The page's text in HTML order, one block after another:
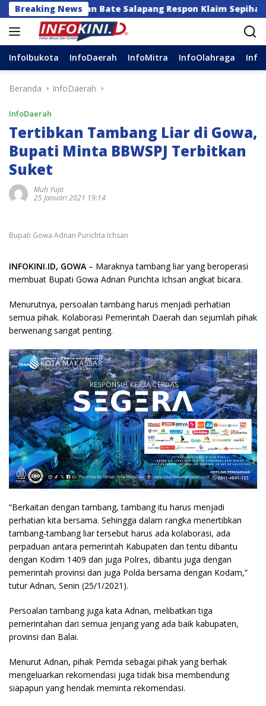
Langsung
ke
konten
Breaking News
dan Bate Salapang Respon Klaim Sepihak, Tekankan
InfoIbukota InfoDaerah InfoMitra InfoOlahraga
Beranda InfoDaerah
InfoDaerah
Tertibkan Tambang Liar di Gowa,
Bupati Minta BBWSPJ Terbitkan
Suket
Muh Yuja
25 Januari 2021 19:14
Bupati Gowa Adnan Purichta Ichsan
INFOKINI.ID, GOWA – Maraknya tambang liar yang beroperasi
membuat Bupati Gowa Adnan Purichta Ichsan angkat bicara.
Menurutnya, persoalan tambang harus menjadi perhatian
semua pihak. Kolaborasi Pemerintah Daerah dan sejumlah pihak
berwenang sangat penting.
“Berkaitan dengan tambang, tambang itu harus menjadi
perhatian kita bersama. Sehingga dalam rangka menertibkan
tambang-tambang liar tersebut harus ada kolaborasi, ada
perpaduan antara pemerintah Kabupaten dan tentu dibantu
dengan Kodim 1409 dan juga Polres, dibantu juga dengan
pemerintah provinsi dan juga Polda bersama dengan Kodam,”
tutur Adnan, Senin (25/1/2021).
Persoalan tambang juga kata Adnan, melibatkan tiga
pemerintahan dari semua jenjang yang ada baik kabupaten,
provinsi dan Balai.
Menurut Adnan, pihak Pemda sebagai pihak yang berhak
mengeluarkan rekomendasi juga tidak bisa membendung
siapapun yang hendak meminta rekomendasi.